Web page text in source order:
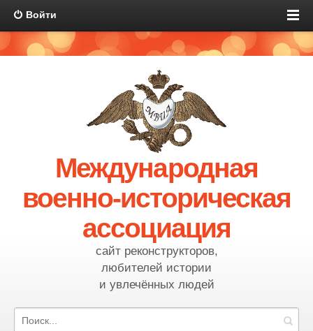
Войти
Международная
военно-историческая
ассоциация
сайт реконструкторов,
любителей истории
и увлечённых людей